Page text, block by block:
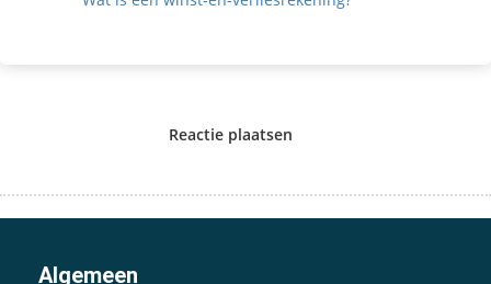
Reactie plaatsen
Algemeen